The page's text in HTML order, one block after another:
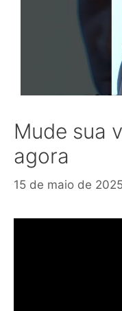
Mude sua
agora
15 de maio de 2025